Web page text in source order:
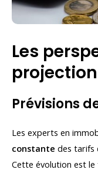
Les
Prévisions
Les experts en
constante des tarifs
Cette évolution est